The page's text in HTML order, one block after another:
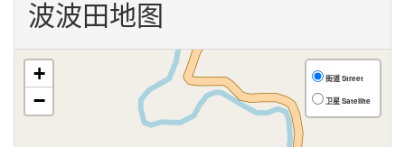
波波田地图
+
−
街道 Street
卫星 Satellite